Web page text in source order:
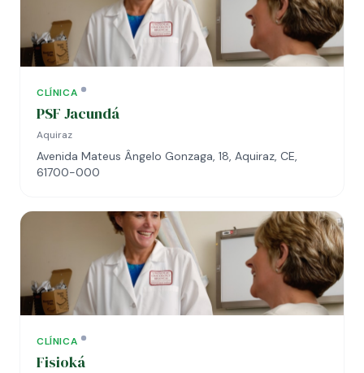
CLÍNICA
PSF Jacundá
Aquiraz
Avenida Mateus Ângelo Gonzaga, 18, Aquiraz, CE,
61700-000
CLÍNICA
Fisioká